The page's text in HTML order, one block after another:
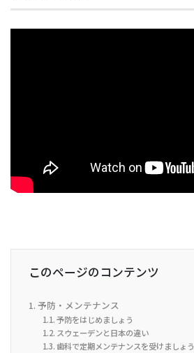
このページのコンテンツ
予防・メンテナンス
予防をはじめましょう
スウェーデンと日本の違い
歯科で定期メンテナンスを受けましょう